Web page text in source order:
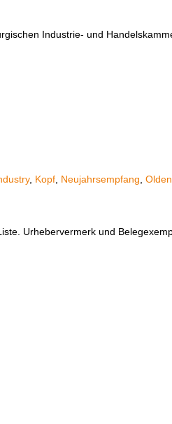
Industrie- und
, Kopf Neujahrsempfang
Urhebervermerk und